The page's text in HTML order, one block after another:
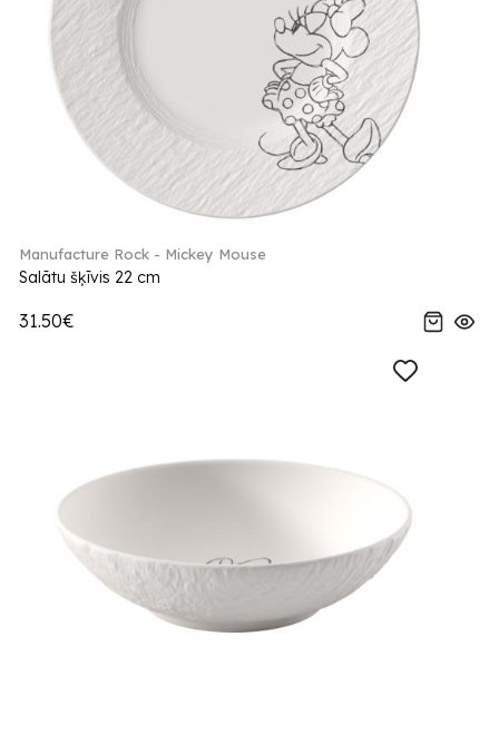
Manufacture Rock - Mickey Mouse
Salātu šķīvis 22 cm
31.50€